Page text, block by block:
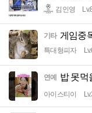
김인영
기타 게임중
특대형피자
연예 밥 못먹
아이스티이